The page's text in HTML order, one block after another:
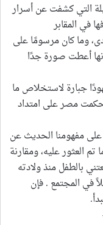
التي كشفت عن أسرار
في المقابر
وما كان مرسومًا على
أعطت صورة جدًا
جبارة لاستخلاص ما
حكمت مصر على امتداد
على مفهومنا الحديث عن
تم العثور عليه، ومقارنة
بالطفل منذ ولادته
في المجتمع . فإن